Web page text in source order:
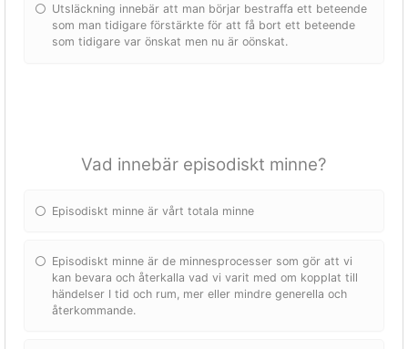
Utsläckning innebär att man börjar bestraffa ett beteende
som man tidigare förstärkte för att få bort ett beteende
som tidigare var önskat men nu är oönskat.
Vad innebär episodiskt minne?
Episodiskt minne är vårt totala minne
Episodiskt minne är de minnesprocesser som gör att vi
kan bevara och återkalla vad vi varit med om kopplat till
händelser I tid och rum, mer eller mindre generella och
återkommande.